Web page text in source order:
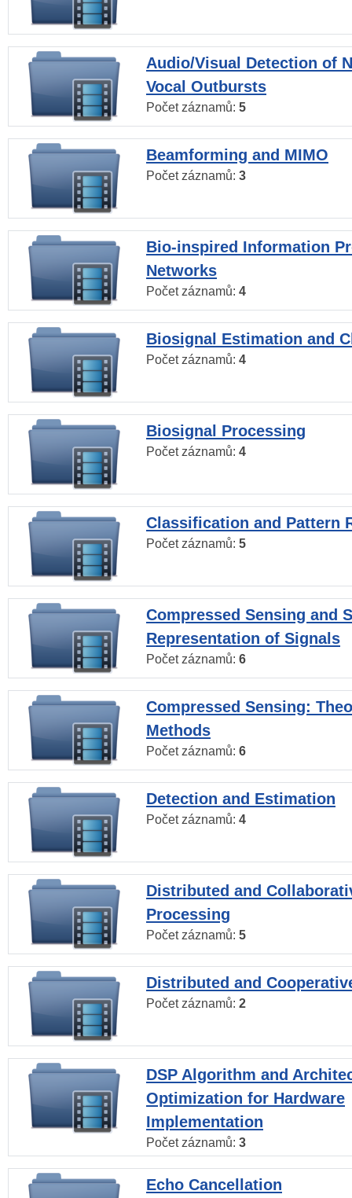
Audio/Visual Detection of
Vocal Outbursts
Počet záznamů: 5
Beamforming and MIMO
Počet záznamů: 3
Bio-inspired Information
Networks
Počet záznamů: 4
Biosignal Estimation and
Počet záznamů: 4
Biosignal Processing
Počet záznamů: 4
Classification and Pattern
Počet záznamů: 5
Compressed Sensing and
Representation of Signals
Počet záznamů: 6
Compressed Sensing:
Methods
Počet záznamů: 6
Detection and Estimation
Počet záznamů: 4
Distributed and
Processing
Počet záznamů: 5
Distributed and
Počet záznamů: 2
DSP Algorithm and
Optimization for Hardware
Implementation
Počet záznamů: 3
Echo Cancellation